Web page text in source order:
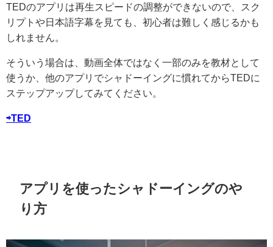
TEDのアプリは再生スピードの調整ができないので、スク
リプトや日本語字幕を見ても、初心者は難しく感じるかも
しれません。
そういう場合は、動画全体ではなく一部のみを教材として
使うか、他のアプリでシャドーイングに慣れてからTEDに
ステップアップしてみてください。
⇨TED
アプリを使ったシャドーイングのや
り方